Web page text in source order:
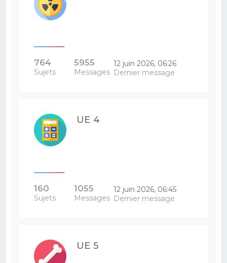
764
Sujets
5955
Messages
12 juin 2026, 06:26
Dernier message
UE 4
160
Sujets
1055
Messages
12 juin 2026, 06:45
Dernier message
UE 5